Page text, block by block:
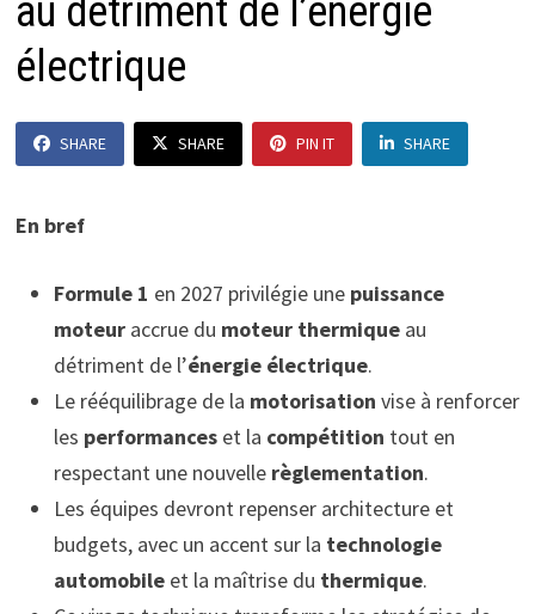
au détriment de l’énergie
électrique
SHARE SHARE PIN IT SHARE
En bref
Formule 1 en 2027 privilégie une puissance
moteuraccrue du moteur thermiqueau
détriment de l’énergie électrique.
Le rééquilibrage de la motorisation vise à renforcer
les performanceset la compétition tout en
respectant une nouvelle règlementation.
Les équipes devront repenser architecture et
budgets, avec un accent sur la technologie
automobileet la maîtrise du thermique.